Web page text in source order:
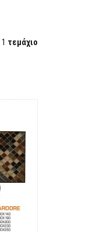
1 τεμάχιο